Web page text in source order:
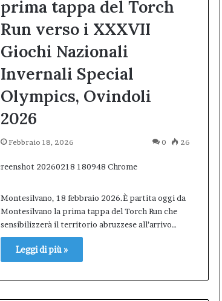
prima tappa del Torch
Run verso i XXXVII
Giochi Nazionali
Invernali Special
Olympics, Ovindoli
2026
Febbraio 18, 2026 0 26
Montesilvano, 18 febbraio 2026.È partita oggi da
Montesilvano la prima tappa del Torch Run che
sensibilizzerà il territorio abruzzese all’arrivo…
Leggi di più »